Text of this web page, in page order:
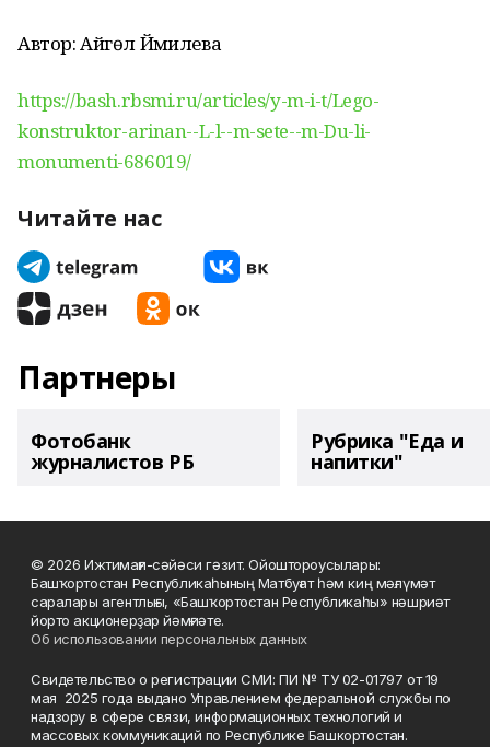
Автор: Айгөл Йәмилева
https://bash.rbsmi.ru/articles/y-m-i-t/Lego-
konstruktor-arinan--L-l--m-sete--m-Du-li-
monumenti-686019/
Читайте нас
Партнеры
Фотобанк
журналистов РБ
Рубрика "Еда и
напитки"
© 2026 Ижтимағи-сәйәси гәзит. Ойоштороусылары:
Башҡортостан Республикаһының Матбуғат һәм киң мәғлүмәт
саралары агентлығы, «Башҡортостан Республикаһы» нәшриәт
йорто акционерҙар йәмғиәте.
Об использовании персональных данных
Свидетельство о регистрации СМИ: ПИ № ТУ 02-01797 от 19
мая 2025 года выдано Управлением федеральной службы по
надзору в сфере связи, информационных технологий и
массовых коммуникаций по Республике Башкортостан.